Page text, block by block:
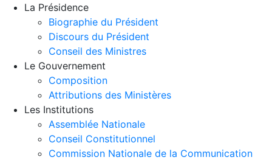
La Présidence
Biographie du Président
Discours du Président
Conseil des Ministres
Le Gouvernement
Composition
Attributions des Ministères
Les Institutions
Assemblée Nationale
Conseil Constitutionnel
Commission Nationale de la Communication